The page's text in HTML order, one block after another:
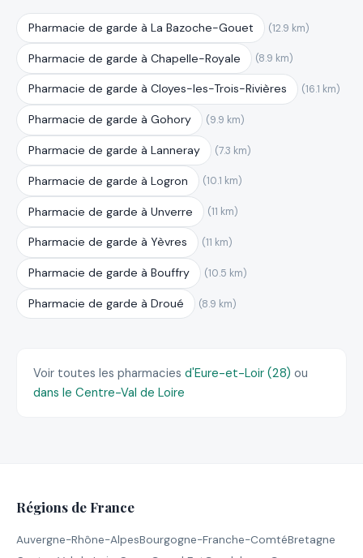
Pharmacie de garde à La Bazoche-Gouet (12.9 km)
Pharmacie de garde à Chapelle-Royale (8.9 km)
Pharmacie de garde à Cloyes-les-Trois-Rivières (16.1 km)
Pharmacie de garde à Gohory (9.9 km)
Pharmacie de garde à Lanneray (7.3 km)
Pharmacie de garde à Logron (10.1 km)
Pharmacie de garde à Unverre (11 km)
Pharmacie de garde à Yèvres (11 km)
Pharmacie de garde à Bouffry (10.5 km)
Pharmacie de garde à Droué (8.9 km)
Voir toutes les pharmacies d'Eure-et-Loir (28) ou
dans le Centre-Val de Loire
Régions de France
Auvergne-Rhône-AlpesBourgogne-Franche-ComtéBretagne